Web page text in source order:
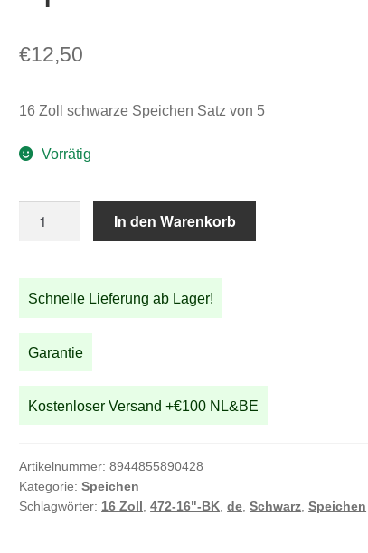
€12,50
16 Zoll schwarze Speichen Satz von 5
Vorrätig
Speichen
Satz
Menge
In den Warenkorb
Schnelle Lieferung ab Lager!
Garantie
Kostenloser Versand +€100 NL&BE
Artikelnummer:8944855890428
Kategorie:Speichen
Schlagwörter: 16 Zoll ,472-16"-BK ,de ,Schwarz ,Speichen